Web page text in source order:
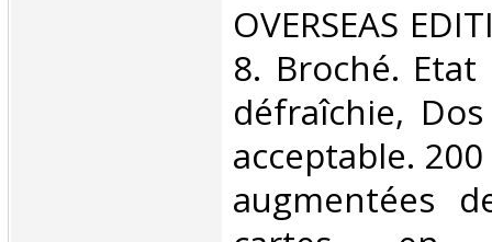
‎OVERSEAS
8. Broché. Etat
défraîchie,
acceptable.
augmentées